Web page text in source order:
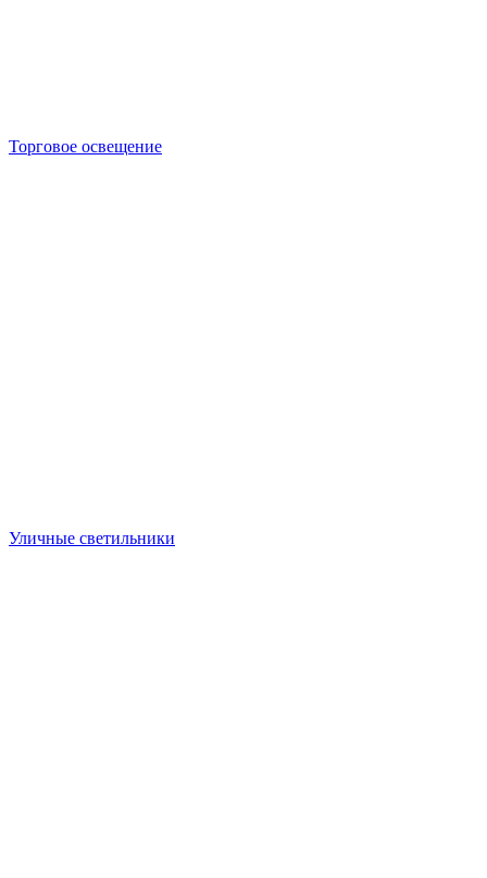
Торговое освещение
Уличные светильники